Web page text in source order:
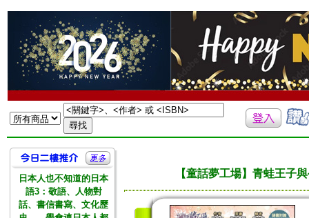
日本人也不知道的日本
語3：敬語、人物對
話、書信書寫、文化歷
【童話夢工場】青蛙王子